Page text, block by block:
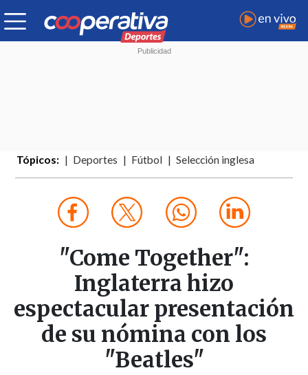
Tópicos: Deportes Fútbol Selección inglesa
"Come Together":
Inglaterra hizo
espectacular presentación
de su nómina con los
"Beatles"